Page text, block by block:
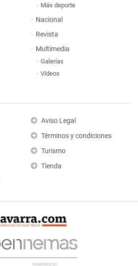
Más deporte
Nacional
Revista
Multimedia
Galerías
Vídeos
Aviso Legal
Términos y condiciones
Turismo
Tienda